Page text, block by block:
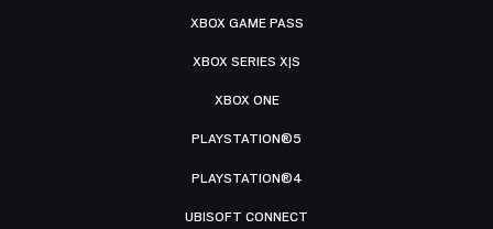
XBOX GAME PASS
XBOX SERIES X|S
XBOX ONE
PLAYSTATION®5
PLAYSTATION®4
UBISOFT CONNECT